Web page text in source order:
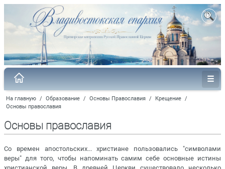
На главную / Образование / Основы Православия / Крещение /
Основы православия
Основы православия
Со времен апостольских... христиане пользовались "символами
веры" для того, чтобы напоминать самим себе основные истины